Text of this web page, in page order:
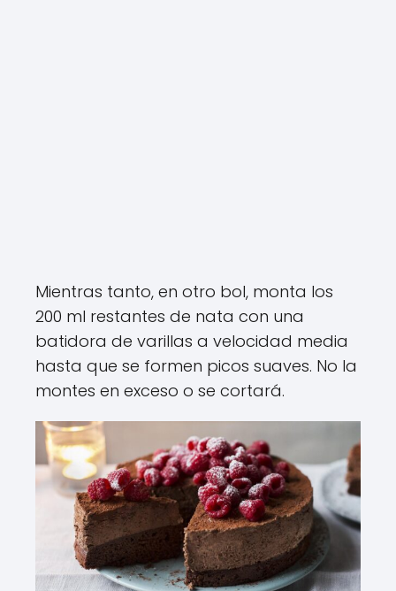
Mientras tanto, en otro bol, monta los
200 ml restantes de nata con una
batidora de varillas a velocidad media
hasta que se formen picos suaves. No la
montes en exceso o se cortará.